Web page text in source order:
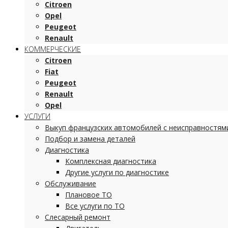
Citroen
Opel
Peugeot
Renault
КОММЕРЧЕСКИЕ
Citroen
Fiat
Peugeot
Renault
Opel
УСЛУГИ
Выкуп французских автомобилей с
Подбор и замена деталей
Диагностика
Комплексная диагностика
Другие услуги по диагностике
Обслуживание
Плановое ТО
Все услуги по ТО
Слесарный ремонт